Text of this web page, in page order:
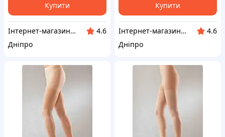
Купити
Інтернет-магазин "Klever"
4.6
Дніпро
Купити
Інтернет-магазин "Klever"
4.6
Дніпро